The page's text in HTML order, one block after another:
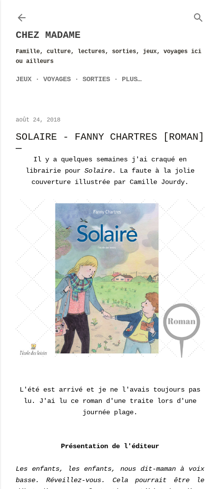
CHEZ MADAME
Famille, culture, lectures, sorties, jeux, voyages ici
ou ailleurs
JEUX VOYAGES SORTIES PLUS…
août 24, 2018
SOLAIRE - FANNY CHARTRES [ROMAN]
Il y a quelques semaines j'ai craqué en
librairie pour Solaire. La faute à la jolie
couverture illustrée par Camille Jourdy.
L'été est arrivé et je ne l'avais toujours pas
lu. J'ai lu ce roman d'une traite lors d'une
journée plage.
Présentation de l'éditeur
Les enfants, les enfants, nous dit-maman à voix
basse. Réveillez-vous. Cela pourrait être le